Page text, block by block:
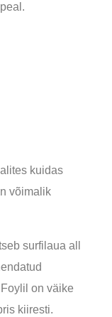
kuidas
võimalik
surfilaua all
on väike
kiiresti.